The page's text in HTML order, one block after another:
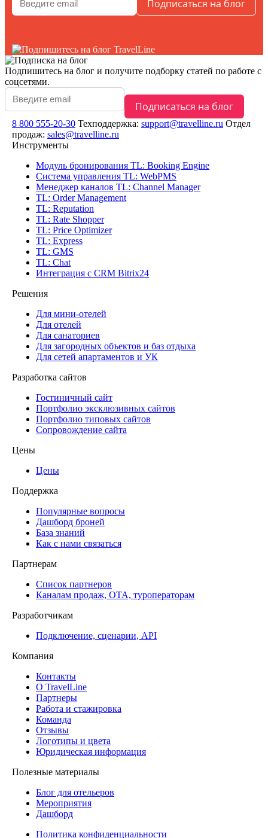
Подпишитесь на блог и получите подборку статей по работе с
соцсетями.
8 800 555-20-30 Техподдержка: support@travelline.ru Отдел
продаж: sales@travelline.ru
Инструменты
Модуль бронирования TL: Booking Engine
Система управления TL: WebPMS
Менеджер каналов TL: Channel Manager
TL: Order Management
TL: Reputation
TL: Rate Shopper
TL: Price Optimizer
TL: Express
TL: GMS
TL: Chat
Интеграция с CRM Bitrix24
Решения
Для мини-отелей
Для отелей
Для санаториев
Для загородных объектов и баз отдыха
Для сетей апартаментов и УК
Разработка сайтов
Гостиничный сайт
Портфолио эксклюзивных сайтов
Портфолио типовых сайтов
Сопровождение сайта
Цены
Цены
Поддержка
Популярные вопросы
Дашборд броней
База знаний
Как с нами связаться
Партнерам
Список партнеров
Каналам продаж, ОТА, туроператорам
Разработчикам
Подключение, сценарии, API
Компания
Контакты
О TravelLine
Партнеры
Работа и стажировка
Команда
Отзывы
Логотипы и цвета
Юридическая информация
Полезные материалы
Блог для отельеров
Мероприятия
Дашборд
Политика конфиденциальности